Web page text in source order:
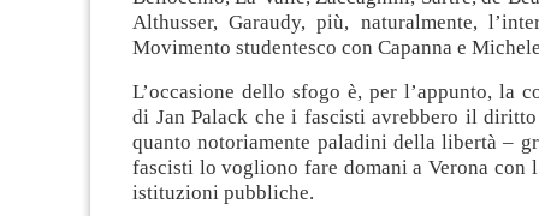
Althusser, Garaudy, più, naturalmente,
Movimento studentesco con Capanna e
L’occasione dello sfogo è, per l’appunto, la
di Jan Palack che i fascisti avrebbero il
quanto notoriamente paladini della libertà –
fascisti lo vogliono fare domani a Verona con
istituzioni pubbliche.